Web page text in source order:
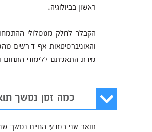
ראשון בביולוגיה.
הקבלה לחלק ממסלולי
והאוניברסיטאות אף דורשים
מידת התאמתם ללימודי התחום
כמה זמן נמשך
תואר שני במדעי החיים נמשך